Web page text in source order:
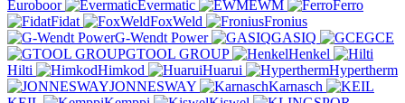
Euroboor
Evermatic EWM
Ferro
Fidat
FoxWeld
Fronius
G-Wendt Power
GASIQ
GCE
GTOOL GROUP
Henkel
Hilti
Himkod Huarui
Hypertherm
JONNESWAY
Karnasch